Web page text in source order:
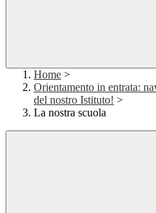
Home >
Orientamento in entrata:
del nostro Istituto! >
La nostra scuola